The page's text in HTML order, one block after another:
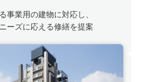
事業用の建物に対応し、
ーズに応える修繕を提案